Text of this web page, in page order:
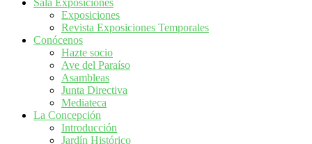
Exposiciones
Revista Exposiciones Temporales
Conócenos
Hazte socio
Ave del Paraíso
Asambleas
Junta Directiva
Mediateca
La Concepción
Introducción
Jardín Histórico